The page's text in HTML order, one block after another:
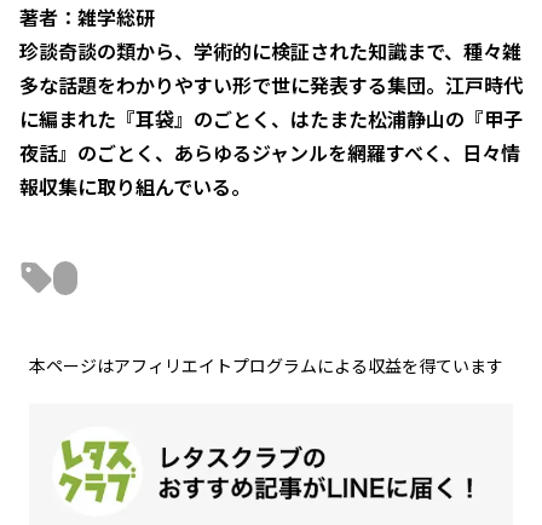
著者：雑学総研
珍談奇談の類から、学術的に検証された知識まで、種々雑
多な話題をわかりやすい形で世に発表する集団。江戸時代
に編まれた『耳袋』のごとく、はたまた松浦静山の『甲子
夜話』のごとく、あらゆるジャンルを網羅すべく、日々情
報収集に取り組んでいる。
本ページはアフィリエイトプログラムによる収益を得ています